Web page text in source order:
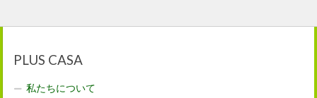
PLUS CASA
私たちについて